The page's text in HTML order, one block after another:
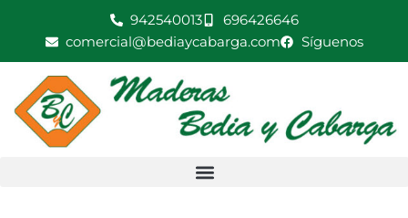
942540013
696426646
comercial@bediaycabarga.com
Síguenos
V
203X825X35
cantidad